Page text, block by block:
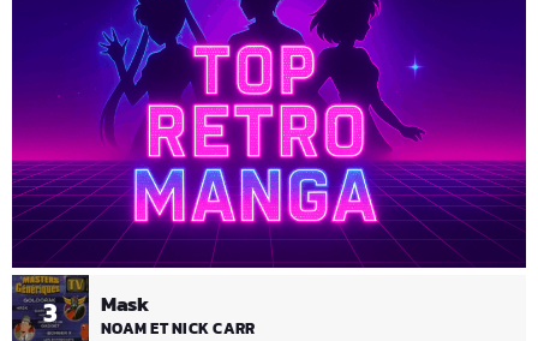
3 Mask
NOAM ET NICK CARR